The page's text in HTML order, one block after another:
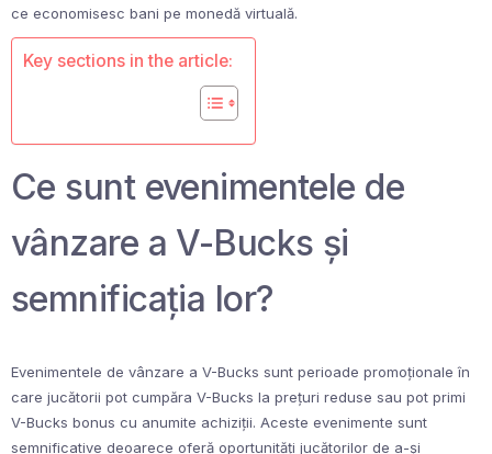
ce economisesc bani pe monedă virtuală.
Key sections in the article:
Ce sunt evenimentele de
vânzare a V-Bucks și
semnificația lor?
Evenimentele de vânzare a V-Bucks sunt perioade promoționale în
care jucătorii pot cumpăra V-Bucks la prețuri reduse sau pot primi
V-Bucks bonus cu anumite achiziții. Aceste evenimente sunt
semnificative deoarece oferă oportunități jucătorilor de a-și